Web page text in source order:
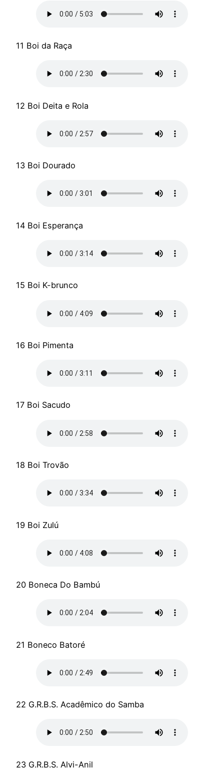
11 Boi da Raça
12 Boi Deita e Rola
13 Boi Dourado
14 Boi Esperança
15 Boi K-brunco
16 Boi Pimenta
17 Boi Sacudo
18 Boi Trovão
19 Boi Zulú
20 Boneca Do Bambú
21 Boneco Batoré
22 G.R.B.S. Acadêmico do Samba
23 G.R.B.S. Alvi-Anil